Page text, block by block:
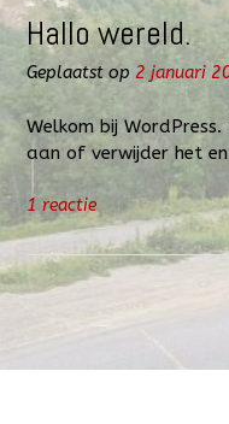
Hallo wereld.
Geplaatst op 2 januari
Welkom bij
aan of verwijder het
1 reactie